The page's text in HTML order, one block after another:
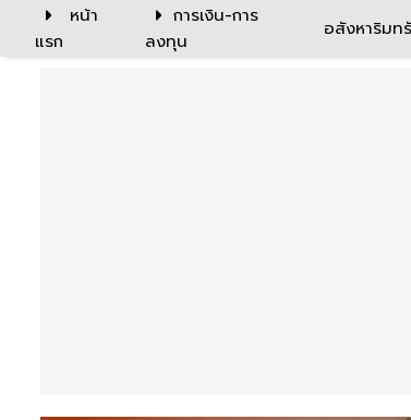
หน้า
แรก
การเงิน-การ
ลงทุน
อสังหาริมท